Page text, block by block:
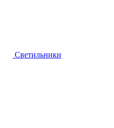
Светильники